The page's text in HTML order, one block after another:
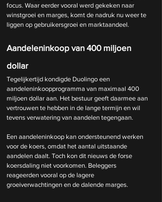
focus. Waar eerder vooral werd gekeken naar
winstgroei en marges, komt de nadruk nu weer te
liggen op gebruikersgroei en marktaandeel.
Aandeleninkoop van 400 miljoen
dollar
Tegelijkertijd kondigde Duolingo een
aandeleninkoopprogramma van maximaal 400
miljoen dollar aan. Het bestuur geeft daarmee aan
vertrouwen te hebben in de lange termijn en wil
tevens verwatering van aandelen tegengaan.
Een aandeleninkoop kan ondersteunend werken
voor de koers, omdat het aantal uitstaande
aandelen daalt. Toch kon dit nieuws de forse
koersdaling niet voorkomen. Beleggers
reageerden vooral op de lagere
groeiverwachtingen en de dalende marges.